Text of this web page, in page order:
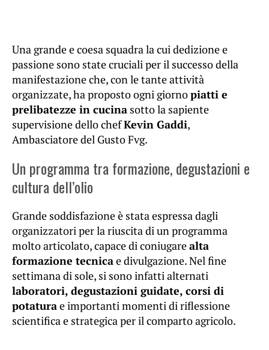
Una grande e coesa squadra la cui dedizione e
passione sono state cruciali per il successo della
manifestazione che, con le tante attività
organizzate, ha proposto ogni giornopiatti e
prelibatezze in cucina sotto la sapiente
supervisione dello chefKevin Gaddi,
Ambasciatore del Gusto Fvg.
Un programma tra formazione, degustazioni e
cultura dell’olio
Grande soddisfazione è stata espressa dagli
organizzatori per la riuscita di un programma
molto articolato, capace di coniugarealta
formazione tecnicae divulgazione. Nel fine
settimana di sole, si sono infatti alternati
laboratori, degustazioni guidate, corsi di
potaturae importanti momenti di riflessione
scientifica e strategica per il comparto agricolo.